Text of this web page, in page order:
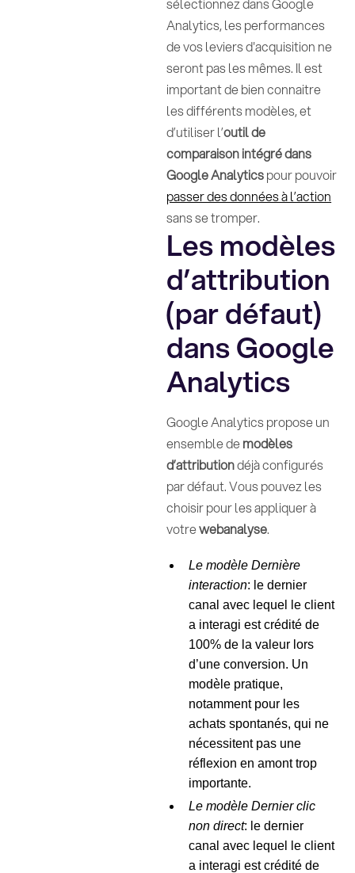
Analytics, les performances
de vos leviers d'acquisition ne
seront pas les mêmes. Il est
important de bien connaitre
les différents modèles, et
d’utiliser l’outil de
comparaison intégré dans
Google Analyticspour pouvoir
passer des données à l’action
sans se tromper.
Les modèles
d’attribution
(par défaut)
dans Google
Analytics
Google Analytics propose un
ensemble demodèles
d’attributiondéjà configurés
par défaut. Vous pouvez les
choisir pour les appliquer à
votrewebanalyse.
Le modèle Dernière
interaction: le dernier
canal avec lequel le client
a interagi est crédité de
100% de la valeur lors
d’une conversion. Un
modèle pratique,
notamment pour les
achats spontanés, qui ne
nécessitent pas une
réflexion en amont trop
importante.
Le modèle Dernier clic
non direct: le dernier
canal avec lequel le client
a interagi est crédité de